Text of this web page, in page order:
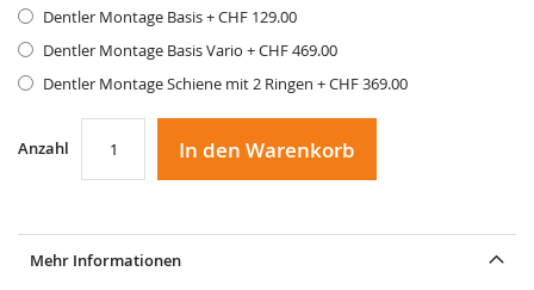
Dentler Montage Basis+CHF 129.00
Dentler Montage Basis Vario +CHF 469.00
Dentler Montage Schiene mit 2 Ringen +CHF 369.00
Anzahl In den Warenkorb
Mehr Informationen